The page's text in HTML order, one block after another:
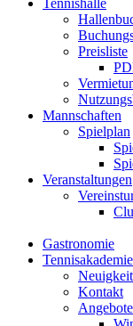
Preisliste
Mannschaften
Spielplan
Veranstaltungen
Gastronomie
Tennisakademie
Kontakt